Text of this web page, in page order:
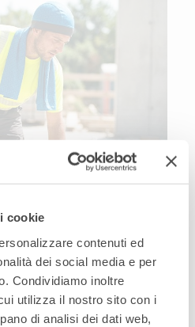
cookie
contenuti ed
dei social media e per
Condividiamo inoltre
utilizza il nostro sito con i
di analisi dei dati web,
il rischio calore
mesi più caldi
polo, gilet — anche
— realizzati con
o poliammide
capaci di